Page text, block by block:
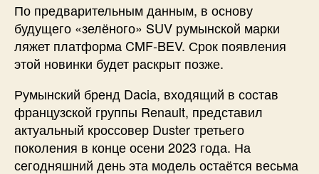
По предварительным данным, в основу
будущего «зелёного» SUV румынской марки
ляжет платформа CMF-BEV. Срок появления
этой новинки будет раскрыт позже.
Румынский бренд Dacia, входящий в состав
французской группы Renault, представил
актуальный кроссовер Duster третьего
поколения в конце осени 2023 года. На
сегодняшний день эта модель остаётся весьма